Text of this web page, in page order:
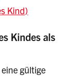
Kind)
Kindes als
gültige